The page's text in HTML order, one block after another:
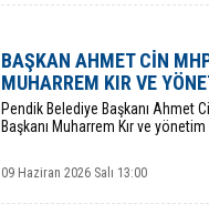
BAŞKAN AHMET CİN
MUHARREM KIR VE
​Pendik Belediye Başkanı Ahmet
Başkanı Muharrem Kır ve
09 Haziran 2026 Salı 13:00